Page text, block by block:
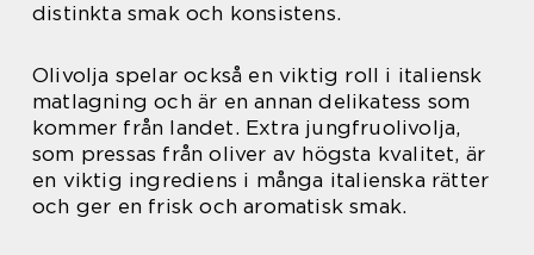
distinkta smak och konsistens.
Olivolja spelar också en viktig roll i italiensk
matlagning och är en annan delikatess som
kommer från landet. Extra jungfruolivolja,
som pressas från oliver av högsta kvalitet, är
en viktig ingrediens i många italienska rätter
och ger en frisk och aromatisk smak.